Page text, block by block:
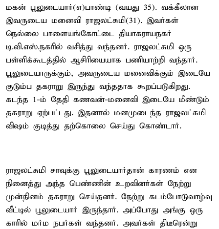
மகன் பூலுடையார்(எ)பாண்டி (வயது 35). வக்கீலான
இவருடைய மனைவி ராஜலட்சுமி(31). இவர்கள்
நெல்லை பாளையங்கோட்டை தியாகராயநகர்
டி.வி.எஸ்.நகரில் வசித்து வந்தனர். ராஜலட்சுமி ஒரு
பள்ளிக்கூடத்தில் ஆசிரியையாக பணியாற்றி வந்தார்.
பூலுடையாருக்கும், அவருடைய மனைவிக்கும் இடையே
குடும்ப தகராறு இருந்து வந்ததாக கூறப்படுகிறது.
கடந்த 1-ம் தேதி கணவன்-மனைவி இடையே மீண்டும்
தகராறு ஏற்பட்டது. இதனால் மனமுடைந்த ராஜலட்சுமி
விஷம் குடித்து தற்கொலை செய்து கொண்டார்.
ராஜலட்சுமி சாவுக்கு பூலுடையார்தான் காரணம் என
நினைத்து அந்த பெண்ணின் உறவினர்கள் நேற்று
முன்தினம் தகராறு செய்தனர். நேற்று கடம்போடுவாழ்வு
வீட்டில் பூலுடையார் இருந்தார். அப்போது அங்கு ஒரு
காரில் மர்ம நபர்கள் வந்தனர். அவர்கள் திடீரென்று